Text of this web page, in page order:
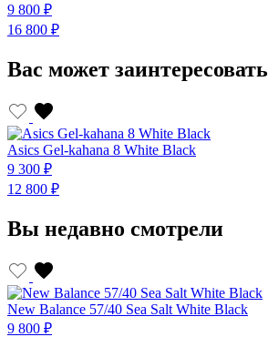
9 800 ₽
16 800 ₽
Вас может заинтересовать
Asics Gel-kahana 8 White Black
9 300 ₽
12 800 ₽
Вы недавно смотрели
New Balance 57/40 Sea Salt White Black
9 800 ₽